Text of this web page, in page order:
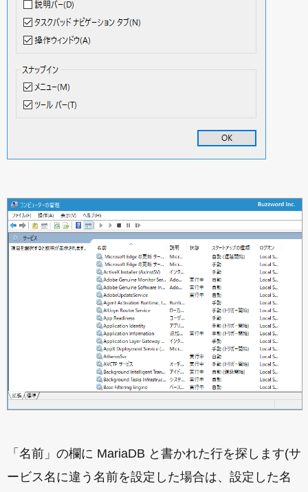
「名前」の欄に MariaDB と書かれた行を探します(サ
ービス名に違う名前を設定した場合は、設定した名